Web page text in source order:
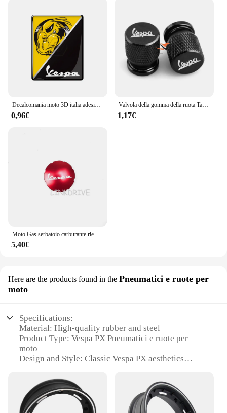
0,96€
Valvola della gomma della ruota Tappi stelo Copertura per Vespa Gtv Lx 125 250 Gts 300 Px 200 Gts300 Primavera Sprint 50 150 Accessori moto
1,17€
5,40€
Here are the products found in the Pneumatici e ruote per
moto
Specifications:
Material: High-quality rubber and steel
Product Type: Vespa PX Pneumatici e ruote per
moto
Design and Style: Classic Vespa PX aesthetics
Performance and Property: Enhanced durability and
traction
Parts and Accessories: Includes sets for sale